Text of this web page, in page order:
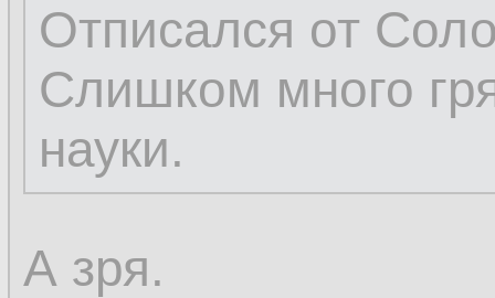
Отписался от
Слишком много
науки.
А зря.